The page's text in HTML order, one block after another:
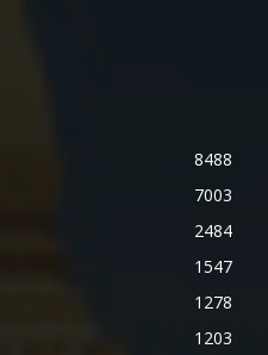
8488
7003
2484
1547
1278
1203